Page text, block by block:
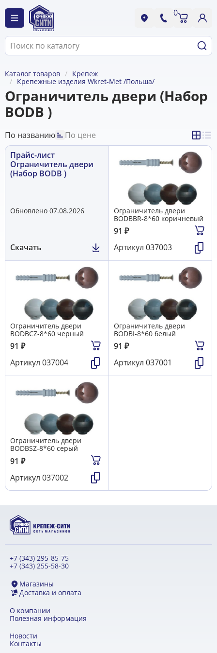
0
Каталог товаров
Крепеж
Крепежные изделия Wkret-Met /Польша/
Ограничитель двери (Набор
BODB )
По названию
По цене
Прайс-лист
Ограничитель двери
(Набор BODB )
Обновлено 07.08.2026
Скачать
Ограничитель двери
BODBBR-8*60 коричневый
91 ₽
Артикул 037003
Ограничитель двери
BODBCZ-8*60 черный
91 ₽
Артикул 037004
Ограничитель двери
BODBI-8*60 белый
91 ₽
Артикул 037001
Ограничитель двери
BODBSZ-8*60 серый
91 ₽
Артикул 037002
+7 (343) 295-85-75
+7 (343) 255-58-30
Магазины
Доставка и оплата
О компании
Полезная информация
Новости
Контакты